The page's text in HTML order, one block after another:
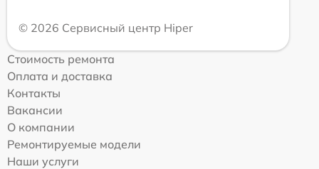
© 2026 Сервисный центр Hiper
Стоимость ремонта
Оплата и доставка
Контакты
Вакансии
О компании
Ремонтируемые модели
Наши услуги